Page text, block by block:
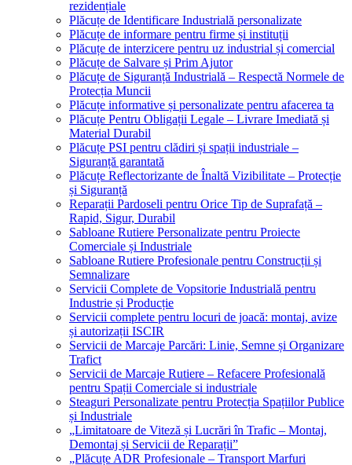
rezidențiale
Plăcuțe de Identificare Industrială personalizate
Plăcuțe de informare pentru firme și instituții
Plăcuțe de interzicere pentru uz industrial și comercial
Plăcuțe de Salvare și Prim Ajutor
Plăcuțe de Siguranță Industrială – Respectă Normele de
Protecția Muncii
Plăcuțe informative și personalizate pentru afacerea ta
Plăcuțe Pentru Obligații Legale – Livrare Imediată și
Material Durabil
Plăcuțe PSI pentru clădiri și spații industriale –
Siguranță garantată
Plăcuțe Reflectorizante de Înaltă Vizibilitate – Protecție
și Siguranță
Reparații Pardoseli pentru Orice Tip de Suprafață –
Rapid, Sigur, Durabil
Sabloane Rutiere Personalizate pentru Proiecte
Comerciale și Industriale
Sabloane Rutiere Profesionale pentru Construcții și
Semnalizare
Servicii Complete de Vopsitorie Industrială pentru
Industrie și Producție
Servicii complete pentru locuri de joacă: montaj, avize
și autorizații ISCIR
Servicii de Marcaje Parcări: Linie, Semne și Organizare
Trafict
Servicii de Marcaje Rutiere – Refacere Profesională
pentru Spații Comerciale si industriale
Steaguri Personalizate pentru Protecția Spațiilor Publice
și Industriale
„Limitatoare de Viteză și Lucrări în Trafic – Montaj,
Demontaj și Servicii de Reparații”
„Plăcuțe ADR Profesionale – Transport Marfuri